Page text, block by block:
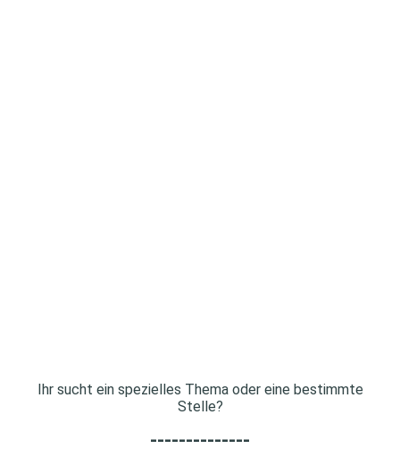
Ihr sucht ein spezielles Thema oder eine bestimmte
Stelle?
--------------